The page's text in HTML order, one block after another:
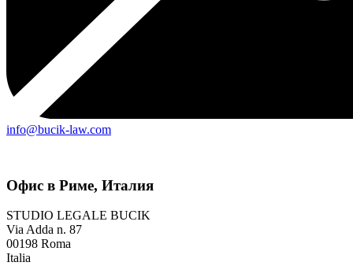
info@bucik-law.com
Офис в Риме, Италия
STUDIO LEGALE BUCIK
Via Adda n. 87
00198 Roma
Italia